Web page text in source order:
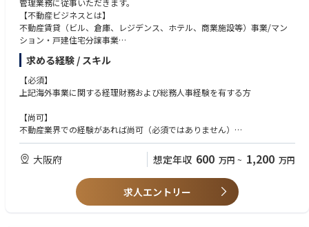
管理業務に従事いただきます。
【不動産ビジネスとは】
不動産賃貸（ビル、倉庫、レジデンス、ホテル、商業施設等）事業/マン
ション・戸建住宅分譲事業
収益不動産（ビル、倉庫、ホテル、商業施設等）の開発、運営、売却/ア
セットマネジメント事業
海外（北米、ASEAN、豪州）不動産投資（開発、分譲、現物保有、ファン
ド投資）
いただきます。将来的には海外子会社駐在、海外プロジェクト推進業務を
含め広くローテーションをしていただく可能性もございます。
海外事業部／管理企画部 ①運用管理グループ（経理財務メイン）、②総
務企画グループ（人事総務メイン）
【具体的な業務内容例】※ご経験に応じて配属グループ、業務内容を決定
求める経験 / スキル
【必須】
上記海外事業に関する経理財務および総務人事経験を有する方
【尚可】
不動産業界での経験があれば尚可（必須ではありません）
海外勤務経験を有する方
【その他】
課長クラス：管理職経験を有する方
大阪府 想定年収 600 万円 ~ 1,200 万円
求人エントリー